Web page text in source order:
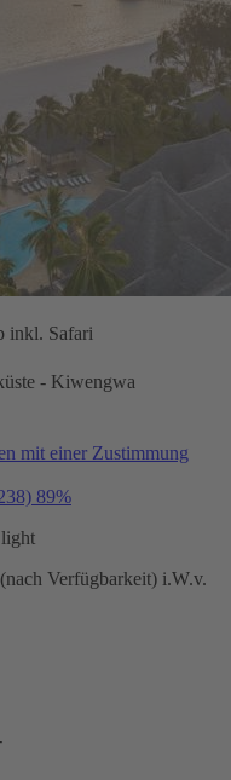
inkl. Safari
- Kiwengwa
mit einer Zustimmung
89%
Verfügbarkeit) i.W.v.